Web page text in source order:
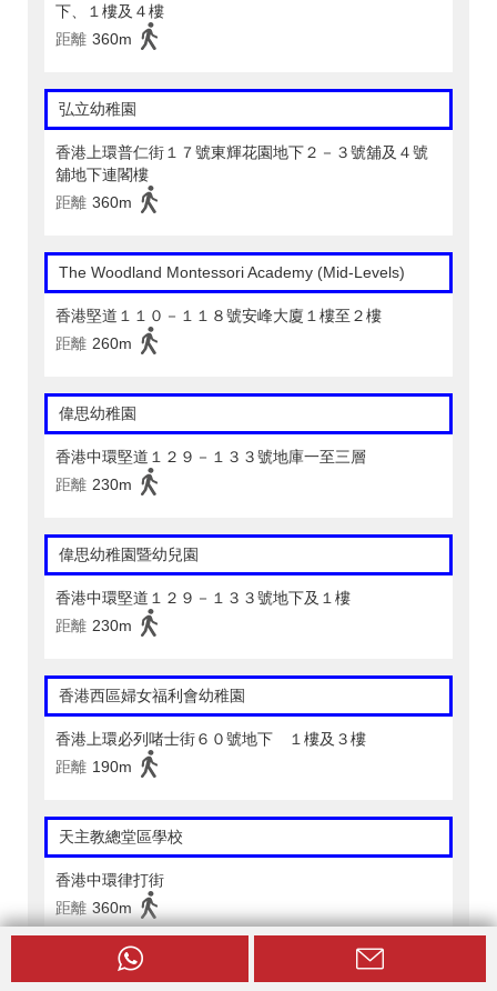
下、１樓及４樓
距離 360m
弘立幼稚園
香港上環普仁街１７號東輝花園地下２－３號舖及４號
舖地下連閣樓
距離 360m
The Woodland Montessori Academy (Mid-Levels)
香港堅道１１０－１１８號安峰大廈１樓至２樓
距離 260m
偉思幼稚園
香港中環堅道１２９－１３３號地庫一至三層
距離 230m
偉思幼稚園暨幼兒園
香港中環堅道１２９－１３３號地下及１樓
距離 230m
香港西區婦女福利會幼稚園
香港上環必列啫士街６０號地下 １樓及３樓
距離 190m
天主教總堂區學校
香港中環律打街
距離 360m
中西區聖安多尼學校